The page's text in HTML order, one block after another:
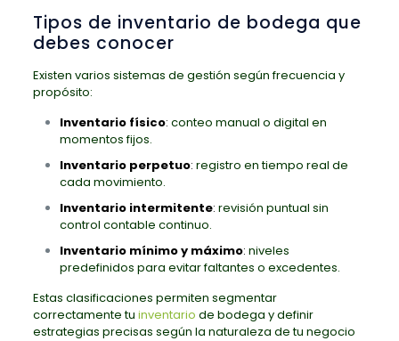
Tipos de inventario de bodega que
debes conocer
Existen varios sistemas de gestión según frecuencia y
propósito:
Inventario físico: conteo manual o digital en
momentos fijos.
Inventario perpetuo: registro en tiempo real de
cada movimiento.
Inventario intermitente: revisión puntual sin
control contable continuo.
Inventario mínimo y máximo: niveles
predefinidos para evitar faltantes o excedentes.
Estas clasificaciones permiten segmentar
correctamente tu inventario de bodega y definir
estrategias precisas según la naturaleza de tu negocio